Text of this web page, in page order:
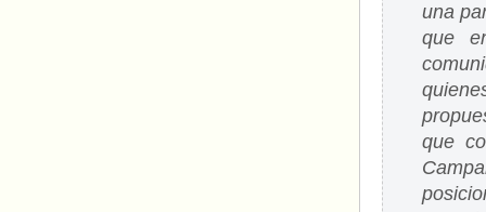
una
que
que